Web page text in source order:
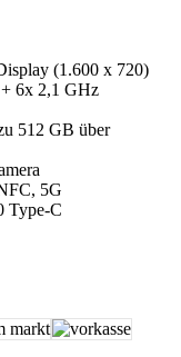
(1.600 x 720)
6x 2,1 GHz
512 GB über
5G
Type-C